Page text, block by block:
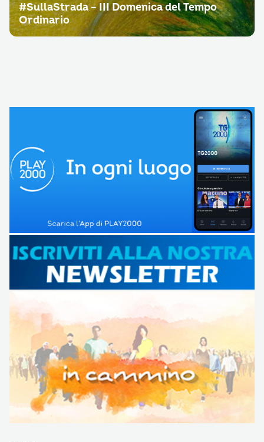
#SullaStrada – III Domenica del Tempo
Ordinario